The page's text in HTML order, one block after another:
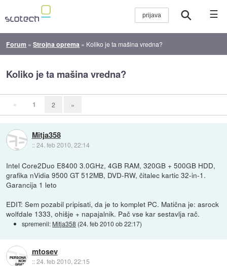
☰
Forum »Strojna oprema » Koliko je ta mašina vredna?
Koliko je ta mašina vredna?
« 1 2 »
Mitja358
::24. feb 2010, 22:14
Intel Core2Duo E8400 3.0GHz, 4GB RAM, 320GB + 500GB HDD,
grafika nVidia 9500 GT 512MB, DVD-RW, čitalec kartic 32-in-1.
Garancija 1 leto
EDIT: Sem pozabil pripisati, da je to komplet PC. Matična je: asrock
wolfdale 1333, ohišje + napajalnik. Pač vse kar sestavlja rač.
spremenil: Mitja358 (24. feb 2010 ob 22:17)
mtosev
::24. feb 2010, 22:15